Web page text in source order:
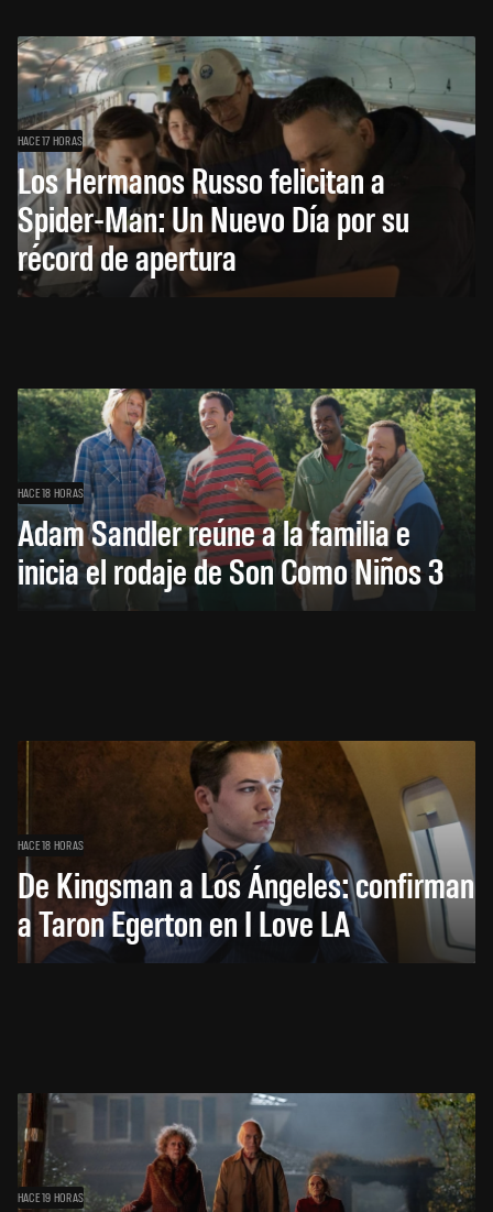
HACE 17 HORAS
Los Hermanos Russo felicitan a
Spider-Man: Un Nuevo Día por su
récord de apertura
HACE 18 HORAS
Adam Sandler reúne a la familia e
inicia el rodaje de Son Como Niños 3
HACE 18 HORAS
De Kingsman a Los Ángeles: confirman
a Taron Egerton en I Love LA
HACE 19 HORAS